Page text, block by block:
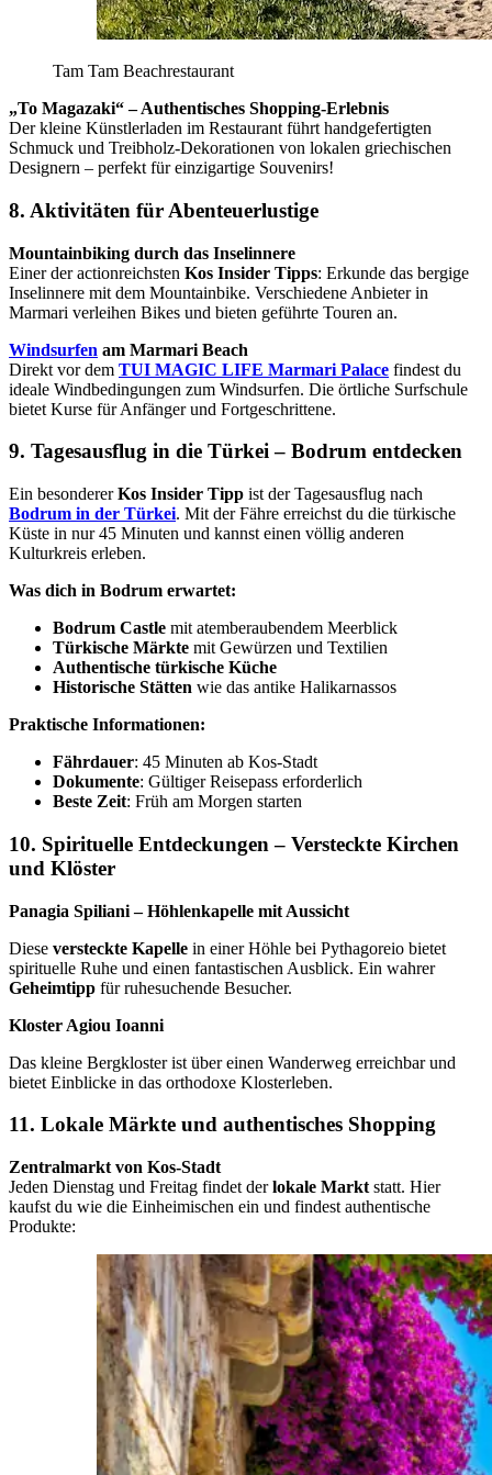
Tam Tam Beachrestaurant
„To Magazaki“ – Authentisches Shopping-Erlebnis
Der kleine Künstlerladen im Restaurant führt handgefertigten
Schmuck und Treibholz-Dekorationen von lokalen griechischen
Designern – perfekt für einzigartige Souvenirs!
8. Aktivitäten für Abenteuerlustige
Mountainbiking durch das Inselinnere
Einer der actionreichsten Kos Insider Tipps: Erkunde das bergige
Inselinnere mit dem Mountainbike. Verschiedene Anbieter in
Marmari verleihen Bikes und bieten geführte Touren an.
Windsurfen am Marmari Beach
Direkt vor dem TUI MAGIC LIFE Marmari Palace findest du
ideale Windbedingungen zum Windsurfen. Die örtliche Surfschule
bietet Kurse für Anfänger und Fortgeschrittene.
9. Tagesausflug in die Türkei – Bodrum entdecken
Ein besondererKos Insider Tipp ist der Tagesausflug nach
Bodrum in der Türkei. Mit der Fähre erreichst du die türkische
Küste in nur 45 Minuten und kannst einen völlig anderen
Kulturkreis erleben.
Was dich in Bodrum erwartet:
Bodrum Castle mit atemberaubendem Meerblick
Türkische Märkte mit Gewürzen und Textilien
Authentische türkische Küche
Historische Stätten wie das antike Halikarnassos
Praktische Informationen:
Fährdauer: 45 Minuten ab Kos-Stadt
Dokumente: Gültiger Reisepass erforderlich
Beste Zeit: Früh am Morgen starten
10. Spirituelle Entdeckungen – Versteckte Kirchen
und Klöster
Panagia Spiliani – Höhlenkapelle mit Aussicht
Diese versteckte Kapelle in einer Höhle bei Pythagoreio bietet
spirituelle Ruhe und einen fantastischen Ausblick. Ein wahrer
Geheimtipp für ruhesuchende Besucher.
Kloster Agiou Ioanni
Das kleine Bergkloster ist über einen Wanderweg erreichbar und
bietet Einblicke in das orthodoxe Klosterleben.
11. Lokale Märkte und authentisches Shopping
Zentralmarkt von Kos-Stadt
Jeden Dienstag und Freitag findet derlokale Markt statt. Hier
kaufst du wie die Einheimischen ein und findest authentische
Produkte: